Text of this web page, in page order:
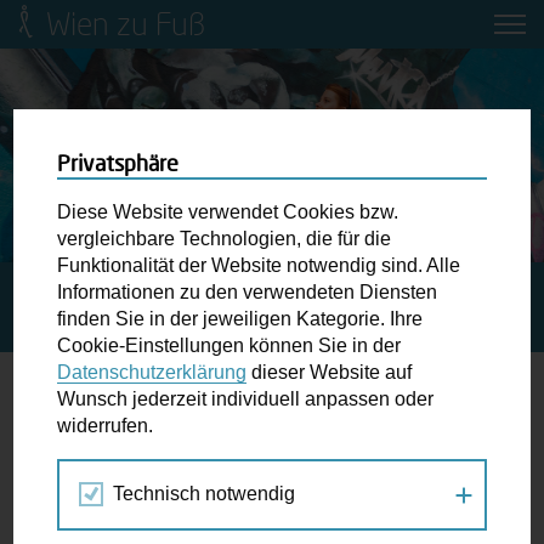
Wien zu Fuß
Mobilitätsbildung für Kinder und
Jugendliche
Ringstraße-Neugestaltung
Wiener Fußwegekarte
Newsletter abonnieren
Wunschbox
der Ampel ...
STARTSEITE SPAZIERGANG KALENDER
WIEN – MEIN
GIFTIGER GÜRTEL
17.
FEB
2018
Privatsphäre
Diese Website verwendet Cookies bzw.
vergleichbare Technologien, die für die
Funktionalität der Website notwendig sind. Alle
Informationen zu den verwendeten Diensten
finden Sie in der jeweiligen Kategorie. Ihre
Cookie-Einstellungen können Sie in der
Datenschutzerklärung dieser Website auf
Wunsch jederzeit individuell anpassen oder
widerrufen.
Technisch notwendig